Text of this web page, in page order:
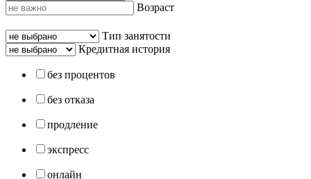
Возраст
Тип занятости
Кредитная история
без процентов
без отказа
продление
экспресс
онлайн